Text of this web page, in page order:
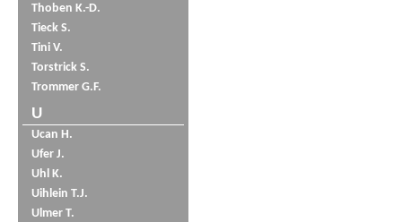
Thoben K.-D.
Tieck S.
Tini V.
Torstrick S.
Trommer G.F.
U
Ucan H.
Ufer J.
Uhl K.
Uihlein T.J.
Ulmer T.